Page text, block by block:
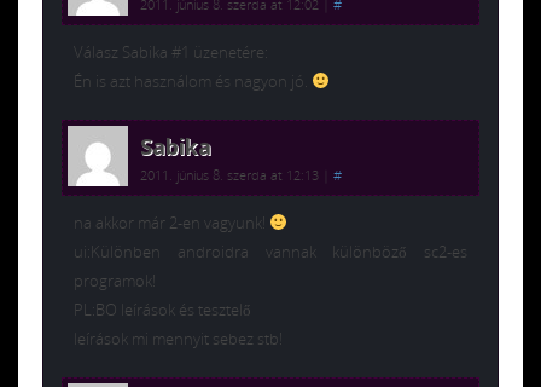
2011. június 8. szerda at 12:02 #
Válasz Sabika #1 üzenetére:
Én is azt használom és nagyon jó.
Sabika
2011. június 8. szerda at 12:13 #
na akkor már 2-en vagyunk!
ui:Különben androidra vannak különböző sc2-es
programok!
PL:BO leírások és tesztelő
leírások mi mennyit sebez stb!